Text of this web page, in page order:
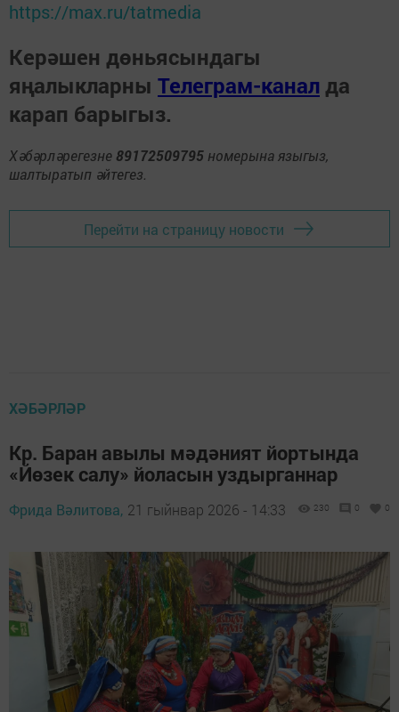
https://max.ru/tatmedia
Керәшен дөньясындагы
яңалыкларны Телеграм-канал да
карап барыгыз.
Хәбәрләрегезне 89172509795 номерына языгыз,
шалтыратып әйтегез.
Перейти на страницу новости
ХӘБӘРЛӘР
Кр. Баран авылы мәдәният йортында
«Йөзек салу» йоласын уздырганнар
Фрида Вәлитова, 21 гыйнвар 2026 - 14:33 230 0 0